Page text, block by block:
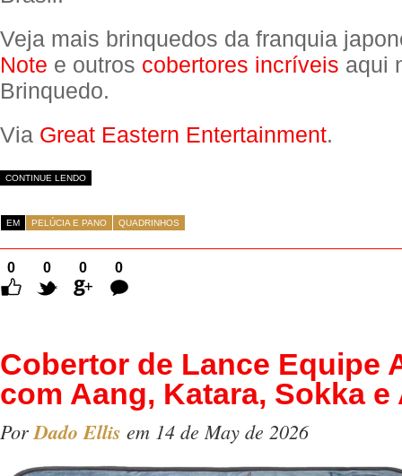
Veja mais brinquedos da franquia
Note e outros cobertores incríveis aqui
Brinquedo.
Via Great Eastern Entertainment.
CONTINUE LENDO
EM PELÚCIA E PANO QUADRINHOS
0 0 0
0
Comentários
Cobertor de Lance Equipe
com Aang, Katara, Sokka e
PorDado Ellis em 14 de May de 2026